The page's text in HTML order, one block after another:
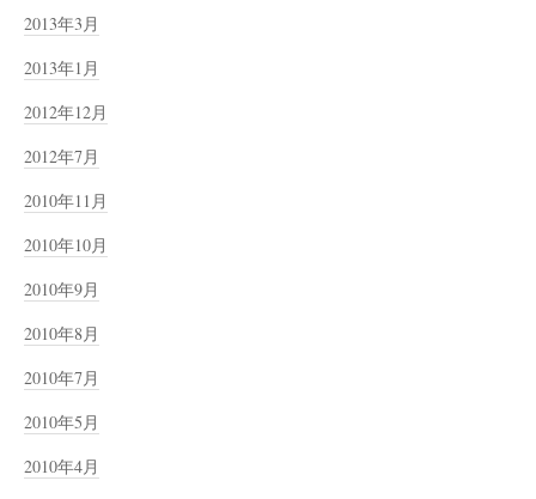
2013年3月
2013年1月
2012年12月
2012年7月
2010年11月
2010年10月
2010年9月
2010年8月
2010年7月
2010年5月
2010年4月